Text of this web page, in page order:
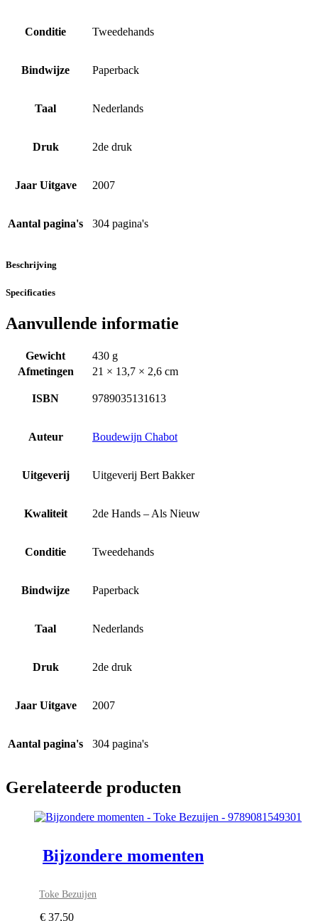
Conditie Tweedehands
Bindwijze Paperback
Taal Nederlands
Druk 2de druk
Jaar Uitgave 2007
Aantal pagina's 304 pagina's
Beschrijving
Specificaties
Aanvullende informatie
Gewicht
430 g
Afmetingen
21 × 13,7 × 2,6 cm
ISBN 9789035131613
Auteur Boudewijn Chabot
Uitgeverij Uitgeverij Bert Bakker
Kwaliteit 2de Hands – Als Nieuw
Conditie Tweedehands
Bindwijze Paperback
Taal Nederlands
Druk 2de druk
Jaar Uitgave 2007
Aantal pagina's 304 pagina's
Gerelateerde producten
Bijzondere momenten
Toke Bezuijen
€ 37,50